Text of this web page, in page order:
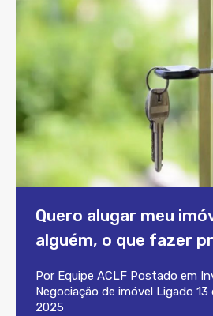
Quero alugar meu
alguém, o que fazer
Por Equipe ACLF Postado em
Negociação de imóvel Ligado 13
2025